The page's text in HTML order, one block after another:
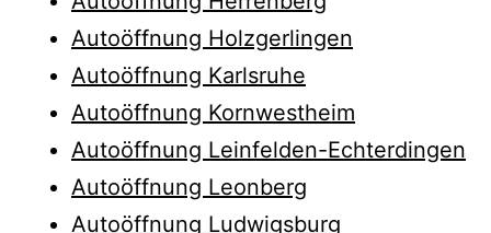
Autoöffnung Holzgerlingen
Autoöffnung Karlsruhe
Autoöffnung Kornwestheim
Autoöffnung Leinfelden-Echterdingen
Autoöffnung Leonberg
Autoöffnung Ludwigsburg